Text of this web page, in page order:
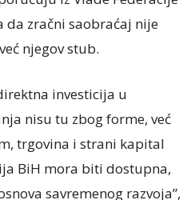
da zračni saobraćaj nije
njegov stub.
investicija u
nisu tu zbog forme, već
trgovina i strani kapital
BiH mora biti dostupna,
savremenog razvoja”,